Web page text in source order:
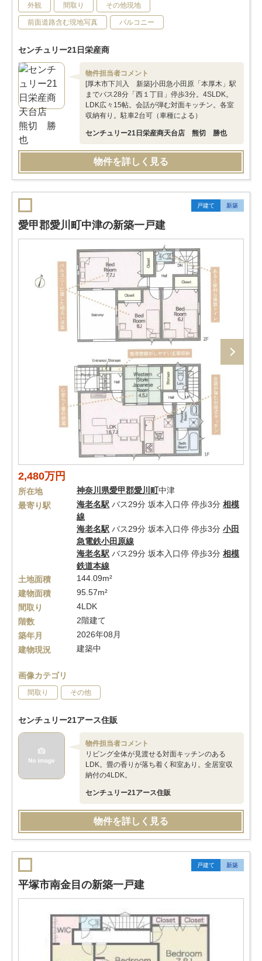
外観 間取り その他現地
前面道路含む現地写真 バルコニー
センチュリー21日栄産商
物件担当者コメント
[厚木市下川入 新築]小田急小田原「本厚木」駅
までバス28分「西１丁目」停歩3分。4SLDK。
LDK広々15帖。会話が弾む対面キッチン。各室
収納有り。駐車2台可（車種による）
センチュリー21日栄産商天台店 熊切 勝也
物件を詳しく見る
戸建て 新築
愛甲郡愛川町中津の新築一戸建
2,480万円
所在地 神奈川県愛甲郡愛川町中津
最寄り駅
海老名駅 バス29分 坂本入口停 停歩3分 相模
線
海老名駅 バス29分 坂本入口停 停歩3分 小田
急電鉄小田原線
海老名駅 バス29分 坂本入口停 停歩3分 相模
鉄道本線
土地面積
144.09m²
建物面積
95.57m²
間取り
4LDK
階数
2階建て
築年月
2026年08月
建物現況
建築中
画像カテゴリ
間取り その他
センチュリー21アース住販
物件担当者コメント
リビング全体が見渡せる対面キッチンのある
LDK。畳の香りが落ち着く和室あり。全居室収
納付の4LDK。
センチュリー21アース住販
物件を詳しく見る
戸建て 新築
平塚市南金目の新築一戸建